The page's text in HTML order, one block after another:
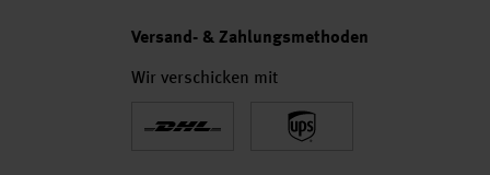
Versand- & Zahlungsmethoden
Wir verschicken mit